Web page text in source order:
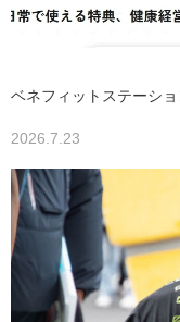
ベネフィットステーショ
2026.7.23